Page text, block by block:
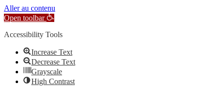
Aller au contenu
Open toolbar
Accessibility Tools
Increase Text
Decrease Text
Grayscale
High Contrast